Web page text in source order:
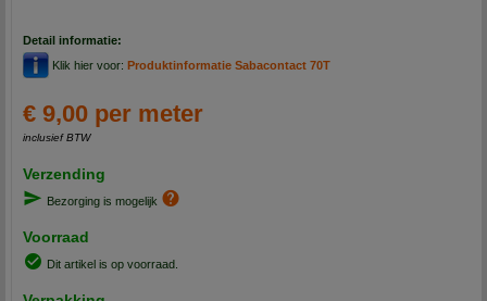
Detail informatie:
Klik hier voor: Produktinformatie Sabacontact 70T
€ 9,00 per meter
inclusief BTW
Verzending
Bezorging is mogelijk
Voorraad
Dit artikel is op voorraad.